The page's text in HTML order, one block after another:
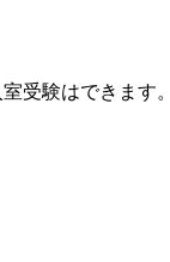
受験はできます。